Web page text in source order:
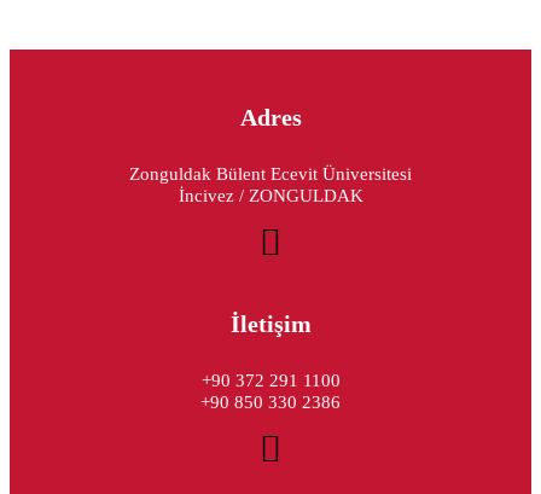
Adres
Zonguldak Bülent Ecevit Üniversitesi
İncivez / ZONGULDAK
İletişim
+90 372 291 1100
+90 850 330 2386